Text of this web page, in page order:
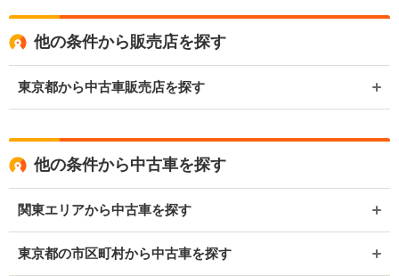
他の条件から販売店を探す
東京都から中古車販売店を探す
他の条件から中古車を探す
関東エリアから中古車を探す
東京都の市区町村から中古車を探す